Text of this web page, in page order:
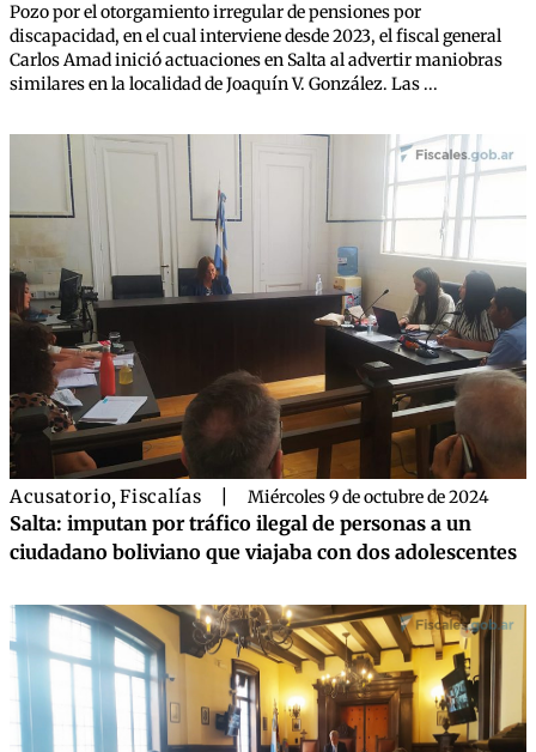
Pozo por el otorgamiento irregular de pensiones por
discapacidad, en el cual interviene desde 2023, el fiscal general
Carlos Amad inició actuaciones en Salta al advertir maniobras
similares en la localidad de Joaquín V. González. Las ...
Acusatorio,Fiscalías Miércoles 9 de octubre de 2024
Salta: imputan por tráfico ilegal de personas a un
ciudadano boliviano que viajaba con dos adolescentes